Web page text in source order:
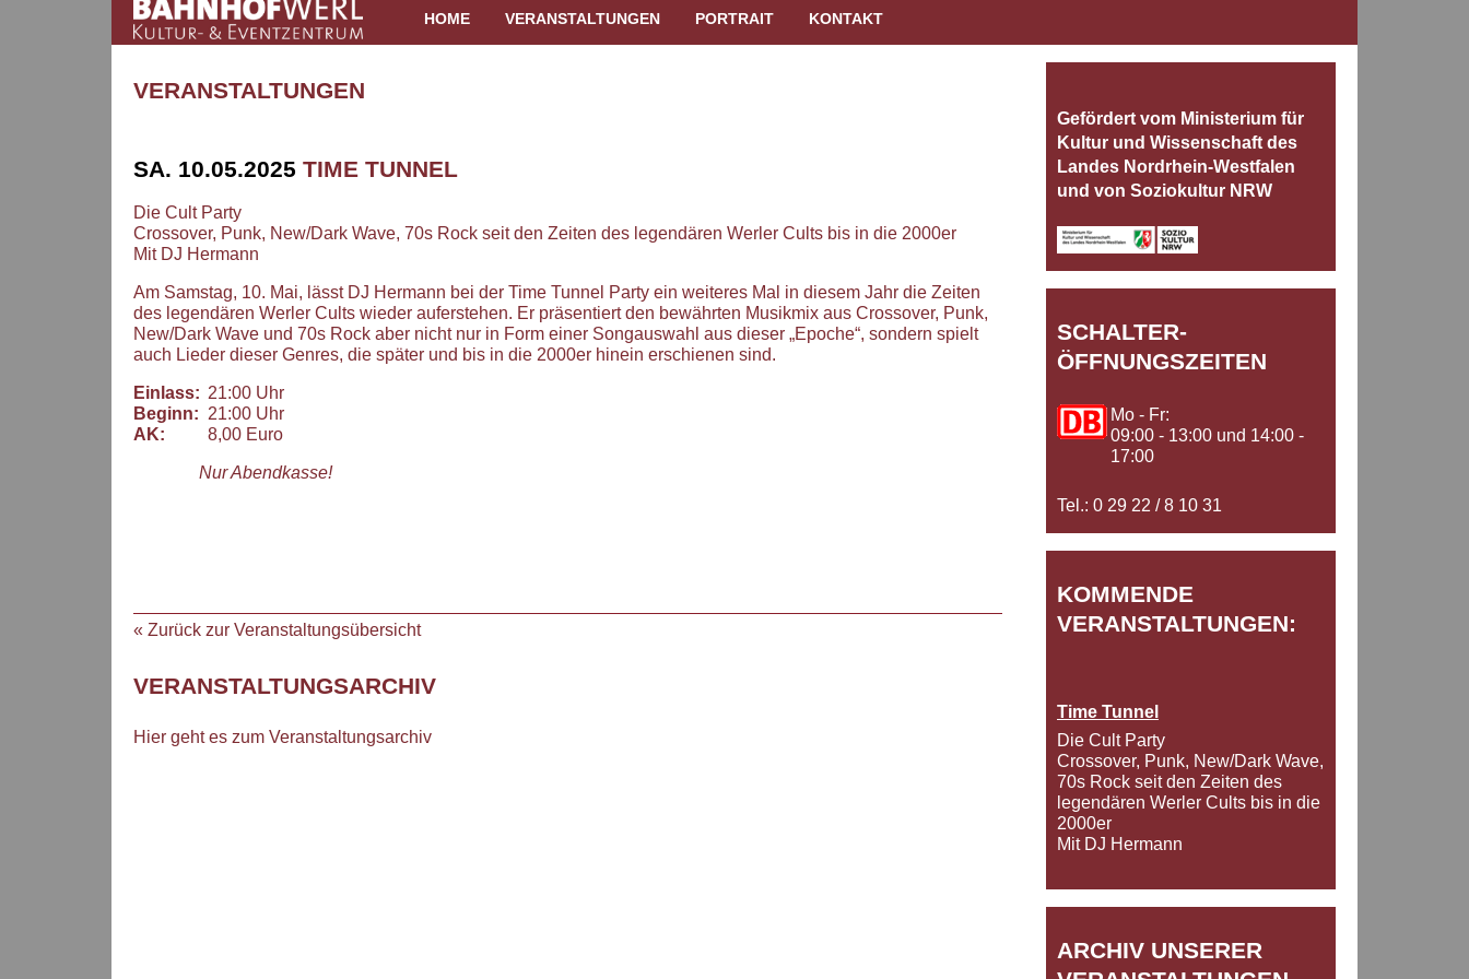
HOME VERANSTALTUNGEN(CURRENT)
PORTRAIT KONTAKT
VERANSTALTUNGEN
SA. 10.05.2025 TIME TUNNEL
Die Cult Party
Crossover, Punk, New/Dark Wave, 70s Rock seit den Zeiten des legendären Werler Cults bis in die 2000er
Mit DJ Hermann
Am Samstag, 10. Mai, lässt DJ Hermann bei der Time Tunnel Party ein weiteres Mal in diesem Jahr die Zeiten
des legendären Werler Cults wieder auferstehen. Er präsentiert den bewährten Musikmix aus Crossover, Punk,
New/Dark Wave und 70s Rock aber nicht nur in Form einer Songauswahl aus dieser „Epoche“, sondern spielt
auch Lieder dieser Genres, die später und bis in die 2000er hinein erschienen sind.
Einlass: 21:00 Uhr
Beginn: 21:00 Uhr
AK:
8,00 Euro
Nur Abendkasse!
« Zurück zur Veranstaltungsübersicht
VERANSTALTUNGSARCHIV
Hier geht es zum Veranstaltungsarchiv
Gefördert vom Ministerium für
Kultur und Wissenschaft des
Landes Nordrhein‐Westfalen
und von Soziokultur NRW
SCHALTER-
ÖFFNUNGSZEITEN
Mo - Fr:
09:00 - 13:00 und 14:00 -
17:00
Tel.: 0 29 22 / 8 10 31
KOMMENDE
VERANSTALTUNGEN:
Time Tunnel
Die Cult Party
Crossover, Punk, New/Dark Wave,
70s Rock seit den Zeiten des
legendären Werler Cults bis in die
2000er
Mit DJ Hermann
ARCHIV UNSERER